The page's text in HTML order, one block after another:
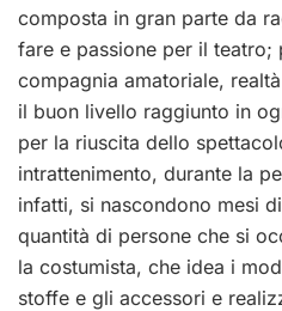
composta in gran parte da
fare e passione per il teatro;
compagnia amatoriale,
il buon livello raggiunto in
per la riuscita dello
intrattenimento, durante la
infatti, si nascondono mesi
quantità di persone che si
la costumista, che idea i
stoffe e gli accessori e